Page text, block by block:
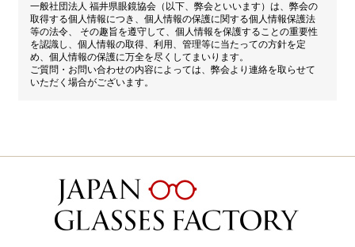
一般社団法人 福井県眼鏡協会（以下、弊会といいます）は、弊会の
取得する個人情報につき、個人情報の保護に関する個人情報保護法
等の法令、 その趣旨を遵守して、個人情報を保護することの重要性
を認識し、個人情報の取得、利用、管理等に当たっての方針を定
め、個人情報の保護に万全を尽くしてまいります。
ご質問・お問い合わせの内容によっては、弊会より連絡を取らせて
いただく場合がございます。